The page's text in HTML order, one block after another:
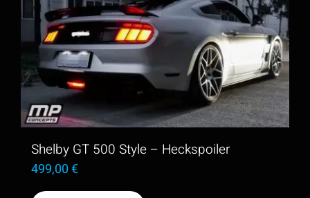
Varianten
auf.
Die
Optionen
können
auf
der
gewählt
Shelby GT 500 Style – Heckspoiler
499,00€